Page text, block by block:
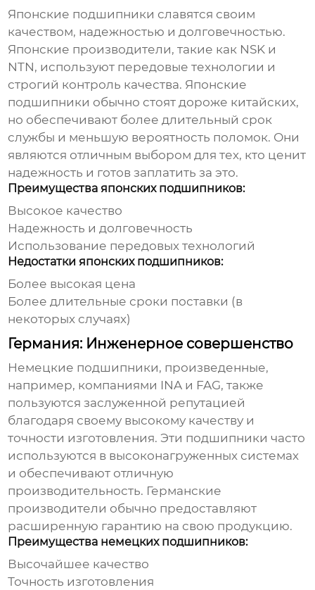
Японские подшипники славятся своим
качеством, надежностью и долговечностью.
Японские производители, такие как NSK и
NTN, используют передовые технологии и
строгий контроль качества. Японские
подшипники обычно стоят дороже китайских,
но обеспечивают более длительный срок
службы и меньшую вероятность поломок. Они
являются отличным выбором для тех, кто ценит
надежность и готов заплатить за это.
Преимущества японских подшипников:
Высокое качество
Надежность и долговечность
Использование передовых технологий
Недостатки японских подшипников:
Более высокая цена
Более длительные сроки поставки (в
некоторых случаях)
Германия: Инженерное совершенство
Немецкие подшипники, произведенные,
например, компаниями INA и FAG, также
пользуются заслуженной репутацией
благодаря своему высокому качеству и
точности изготовления. Эти подшипники часто
используются в высоконагруженных системах
и обеспечивают отличную
производительность. Германские
производители обычно предоставляют
расширенную гарантию на свою продукцию.
Преимущества немецких подшипников:
Высочайшее качество
Точность изготовления